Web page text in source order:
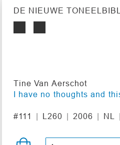
DE NIEUWE
Tine Van Aerschot
I have no thoughts and
#111 L260 2006 NL